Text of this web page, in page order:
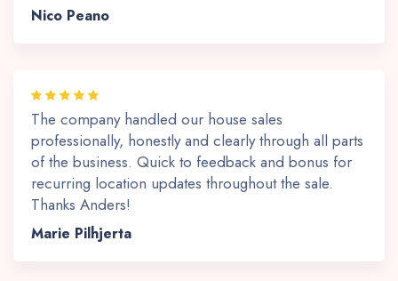
Nico Peano
The company handled our house sales
professionally, honestly and clearly through all parts
of the business. Quick to feedback and bonus for
recurring location updates throughout the sale.
Thanks Anders!
Marie Pilhjerta